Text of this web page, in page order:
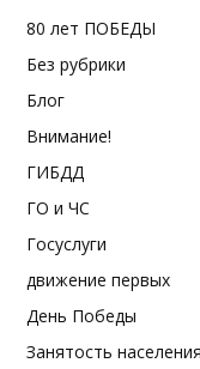
80 лет ПОБЕДЫ
Без рубрики
Блог
Внимание!
ГИБДД
ГО и ЧС
Госуслуги
движение первых
День Победы
Занятость населения